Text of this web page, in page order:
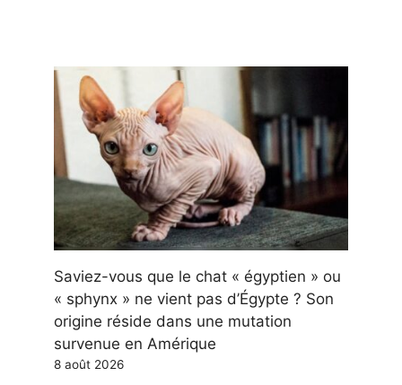
Saviez-vous que le chat « égyptien » ou
« sphynx » ne vient pas d’Égypte ? Son
origine réside dans une mutation
survenue en Amérique
8 août 2026